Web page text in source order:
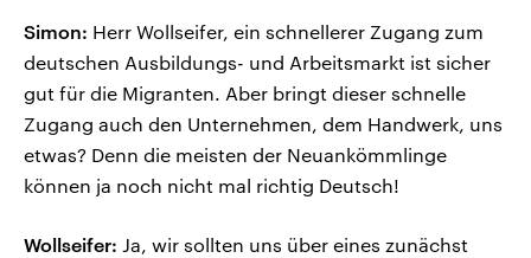
Simon: Herr Wollseifer, ein schnellerer Zugang zum
deutschen Ausbildungs- und Arbeitsmarkt ist sicher
gut für die Migranten. Aber bringt dieser schnelle
Zugang auch den Unternehmen, dem Handwerk, uns
etwas? Denn die meisten der Neuankömmlinge
können ja noch nicht mal richtig Deutsch!
Wollseifer: Ja, wir sollten uns über eines zunächst